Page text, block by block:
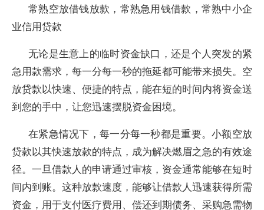
常熟空放借钱放款，常熟急用钱借款，常熟中小企
业信用贷款
无论是生意上的临时资金缺口，还是个人突发的紧
急用款需求，每一分每一秒的拖延都可能带来损失。空
放贷款以快速、便捷的特点，能在短的时间内将资金送
到您的手中，让您迅速摆脱资金困境。
在紧急情况下，每一分每一秒都是重要。小额空放
贷款以其快速放款的特点，成为解决燃眉之急的有效途
径。一旦借款人的申请通过审核，资金通常能够在短时
间内到账。这种放款速度，能够让借款人迅速获得所需
资金，用于支付医疗费用、偿还到期债务、采购急需物